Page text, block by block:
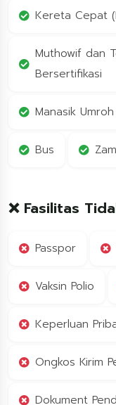
Kereta Cepat
Muthowif dan
Bersertifikasi
Manasik
Bus
❌ Fasilitas
Passpor
Vaksin Polio
Keperluan
Ongkos Kirim
Dokument